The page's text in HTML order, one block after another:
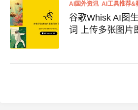
AI国外资讯 AI工具推荐&
谷歌Whisk AI图
词 上传多张图片